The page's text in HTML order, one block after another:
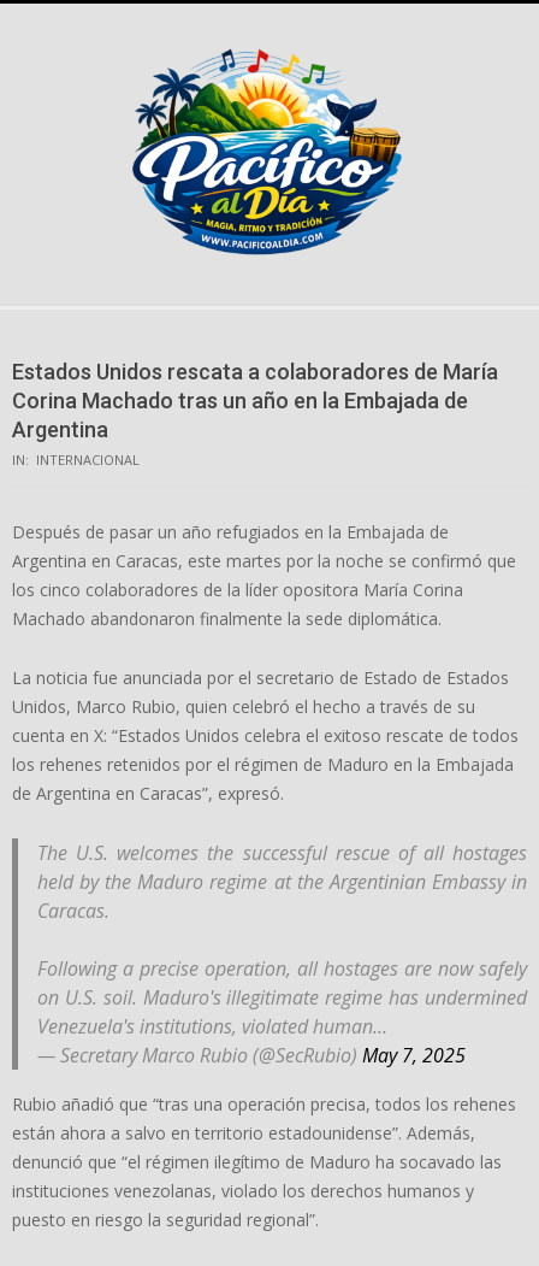
Estados Unidos rescata a colaboradores de María
Corina Machado tras un año en la Embajada de
Argentina
IN: INTERNACIONAL
Después de pasar un año refugiados en la Embajada de
Argentina en Caracas, este martes por la noche se confirmó que
los cinco colaboradores de la líder opositora María Corina
Machado abandonaron finalmente la sede diplomática.
La noticia fue anunciada por el secretario de Estado de Estados
Unidos, Marco Rubio, quien celebró el hecho a través de su
cuenta en X: “Estados Unidos celebra el exitoso rescate de todos
los rehenes retenidos por el régimen de Maduro en la Embajada
de Argentina en Caracas”, expresó.
The U.S. welcomes the successful rescue of all hostages
held by the Maduro regime at the Argentinian Embassy in
Caracas.
Following a precise operation, all hostages are now safely
on U.S. soil. Maduro's illegitimate regime has undermined
Venezuela's institutions, violated human…
— Secretary Marco Rubio (@SecRubio) May 7, 2025
Rubio añadió que “tras una operación precisa, todos los rehenes
están ahora a salvo en territorio estadounidense”. Además,
denunció que “el régimen ilegítimo de Maduro ha socavado las
instituciones venezolanas, violado los derechos humanos y
puesto en riesgo la seguridad regional”.